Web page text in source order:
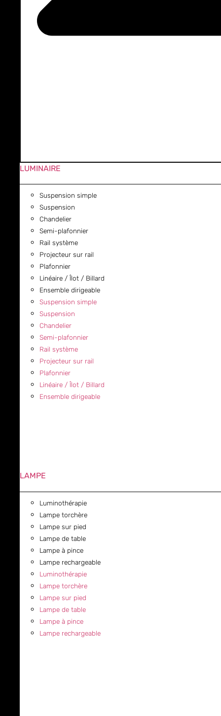
LUMINAIRE
Suspension simple
Suspension
Chandelier
Semi-plafonnier
Rail système
Projecteur sur rail
Plafonnier
Linéaire / Îlot / Billard
Ensemble dirigeable
Suspension simple
Suspension
Chandelier
Semi-plafonnier
Rail système
Projecteur sur rail
Plafonnier
Linéaire / Îlot / Billard
Ensemble dirigeable
LAMPE
Luminothérapie
Lampe torchère
Lampe sur pied
Lampe de table
Lampe à pince
Lampe rechargeable
Luminothérapie
Lampe torchère
Lampe sur pied
Lampe de table
Lampe à pince
Lampe rechargeable